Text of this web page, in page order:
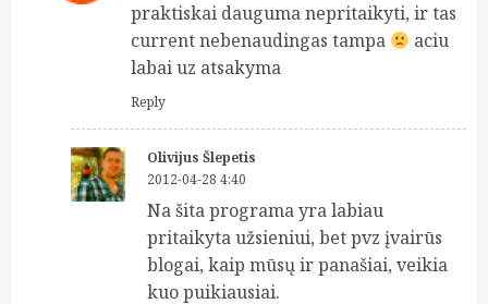
praktiskai dauguma nepritaikyti, ir tas
current nebenaudingas tampa
aciu
labai uz atsakyma
Reply
Olivijus Šlepetis
2012-04-28 4:40
Na šita programa yra labiau
pritaikyta užsieniui, bet pvz įvairūs
blogai, kaip mūsų ir panašiai, veikia
kuo puikiausiai.